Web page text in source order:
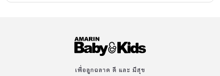
เพื่อลูกฉลาด ดี และ มีสุข